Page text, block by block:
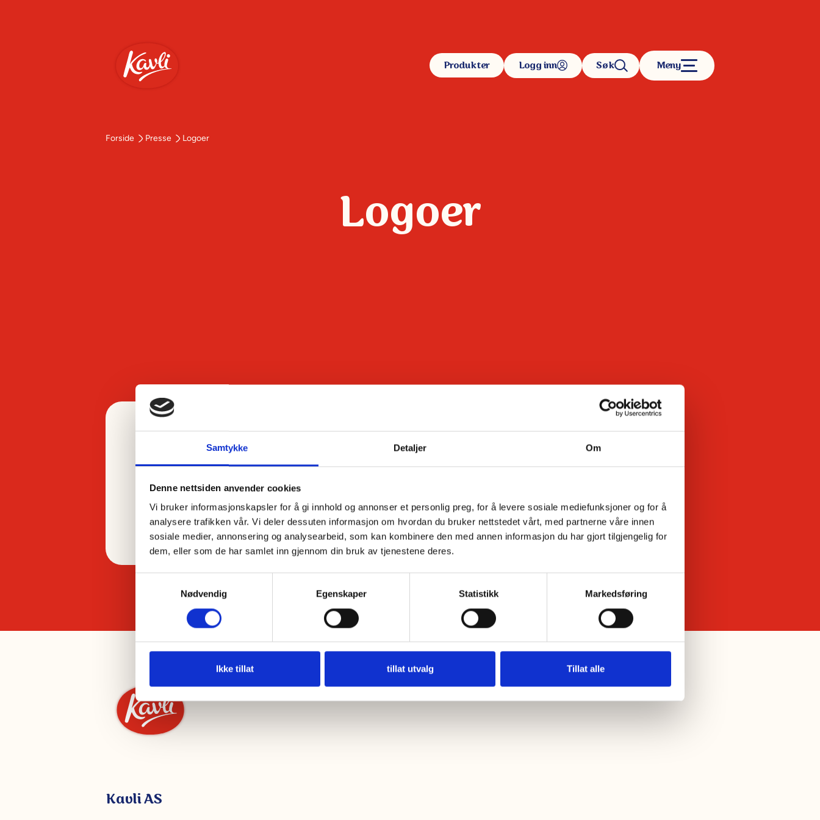
Samtykke Detaljer Om
Denne nettsiden anvender cookies
Vi bruker informasjonskapsler for å gi innhold og annonser et personlig preg, for å levere sosiale mediefunksjoner og for å
analysere trafikken vår. Vi deler dessuten informasjon om hvordan du bruker nettstedet vårt, med partnerne våre innen
sosiale medier, annonsering og analysearbeid, som kan kombinere den med annen informasjon du har gjort tilgjengelig for
dem, eller som de har samlet inn gjennom din bruk av tjenestene deres.
v
a
Nødvendig Egenskaper Statistikk Markedsføring
Ikke tillat tillat utvalg Tillat alle
Produkter Logg inn Søk Meny
Forside Presse Logoer
Logoer
Kavli logo
Kavli AS